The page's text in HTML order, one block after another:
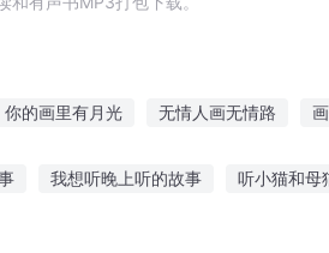
你的画里有月光 无情人画无情路
我想听晚上听的故事 听小猫和母